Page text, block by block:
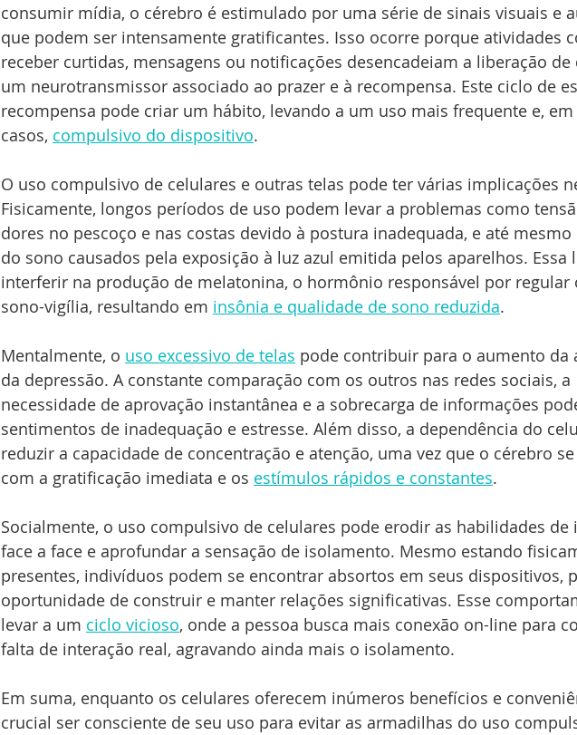
consumir mídia, o cérebro é estimulado por uma série de sinais visuais e
que podem ser intensamente gratificantes. Isso ocorre porque atividades
receber curtidas, mensagens ou notificações desencadeiam a liberação de
um neurotransmissor associado ao prazer e à recompensa. Este ciclo de
recompensa pode criar um hábito, levando a um uso mais frequente e, em
casos, compulsivo do dispositivo.
O uso compulsivo de celulares e outras telas pode ter várias implicações
Fisicamente, longos períodos de uso podem levar a problemas como
dores no pescoço e nas costas devido à postura inadequada, e até
do sono causados pela exposição à luz azul emitida pelos aparelhos. Essa
interferir na produção de melatonina, o hormônio responsável por regular
sono-vigília, resultando em insônia e qualidade de sono reduzida.
Mentalmente, o uso excessivo de telas pode contribuir para o aumento da
da depressão. A constante comparação com os outros nas redes sociais, a
necessidade de aprovação instantânea e a sobrecarga de informações
sentimentos de inadequação e estresse. Além disso, a dependência do
reduzir a capacidade de concentração e atenção, uma vez que o cérebro
com a gratificação imediata e os estímulos rápidos e constantes.
Socialmente, o uso compulsivo de celulares pode erodir as habilidades de
face a face e aprofundar a sensação de isolamento. Mesmo estando
presentes, indivíduos podem se encontrar absortos em seus dispositivos,
oportunidade de construir e manter relações significativas. Esse
levar a um ciclo vicioso, onde a pessoa busca mais conexão on-line para
falta de interação real, agravando ainda mais o isolamento.
Em suma, enquanto os celulares oferecem inúmeros benefícios e
crucial ser consciente de seu uso para evitar as armadilhas do uso